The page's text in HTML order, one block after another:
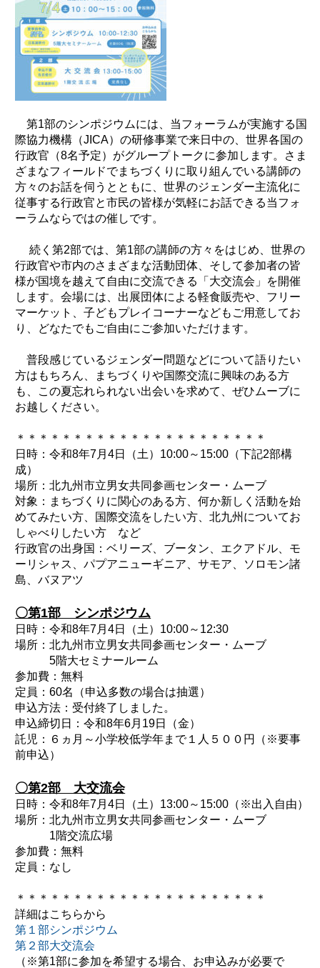
第1部のシンポジウムには、当フォーラムが実施する国
際協力機構（JICA）の研修事業で来日中の、世界各国の
行政官（8名予定）がグループトークに参加します。さま
ざまなフィールドでまちづくりに取り組んでいる講師の
方々のお話を伺うとともに、世界のジェンダー主流化に
従事する行政官と市民の皆様が気軽にお話できる当フォ
ーラムならではの催しです。
続く第2部では、第1部の講師の方々をはじめ、世界の
行政官や市内のさまざまな活動団体、そして参加者の皆
様が国境を越えて自由に交流できる「大交流会」を開催
します。会場には、出展団体による軽食販売や、フリー
マーケット、子どもプレイコーナーなどもご用意してお
り、どなたでもご自由にご参加いただけます。
普段感じているジェンダー問題などについて語りたい
方はもちろん、まちづくりや国際交流に興味のある方
も、この夏忘れられない出会いを求めて、ぜひムーブに
お越しください。
＊＊＊＊＊＊＊＊＊＊＊＊＊＊＊＊＊＊＊＊＊＊
日時：令和8年7月4日（土）10:00～15:00（下記2部構
成）
場所：北九州市立男女共同参画センター・ムーブ
対象：まちづくりに関心のある方、何か新しく活動を始
めてみたい方、国際交流をしたい方、北九州についてお
しゃべりしたい方 など
行政官の出身国：ベリーズ、ブータン、エクアドル、モ
ーリシャス、パプアニューギニア、サモア、ソロモン諸
島、バヌアツ
〇第1部 シンポジウム
日時：令和8年7月4日（土）10:00～12:30
場所：北九州市立男女共同参画センター・ムーブ
5階大セミナールーム
参加費：無料
定員：60名（申込多数の場合は抽選）
申込方法：受付終了しました。
申込締切日：令和8年6月19日（金）
託児：６ヵ月～小学校低学年まで１人５００円（※要事
前申込）
〇第2部 大交流会
日時：令和8年7月4日（土）13:00～15:00（※出入自由）
場所：北九州市立男女共同参画センター・ムーブ
1階交流広場
参加費：無料
定員：なし
＊＊＊＊＊＊＊＊＊＊＊＊＊＊＊＊＊＊＊＊＊＊
詳細はこちらから
第１部シンポジウム
第２部大交流会
（※第1部に参加を希望する場合、お申込みが必要で